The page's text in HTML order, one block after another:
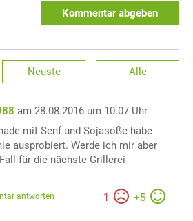
Kommentar abgeben
Neuste Alle
am 28.08.2016 um 10:07 Uhr
mit Senf und Sojasoße habe
ausprobiert. Werde ich mir aber
für die nächste Grillerei
-1 +5
antworten